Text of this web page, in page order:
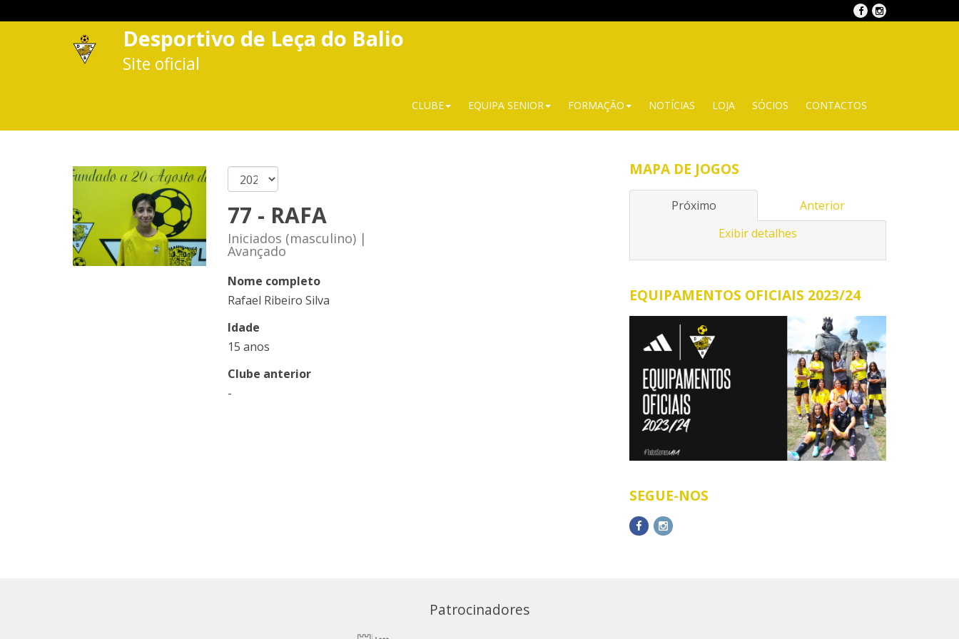
Desportivo de Leça do Balio
Site oficial
CLUBE EQUIPA SENIOR FORMAÇÃO NOTÍCIAS LOJA SÓCIOS CONTACTOS
77 - RAFA
Iniciados (masculino) |
Avançado
Nome completo
Rafael Ribeiro Silva
Idade
15 anos
Clube anterior
-
MAPA DE JOGOS
Próximo
Anterior
Exibir detalhes
EQUIPAMENTOS OFICIAIS 2023/24
SEGUE-NOS
Patrocinadores